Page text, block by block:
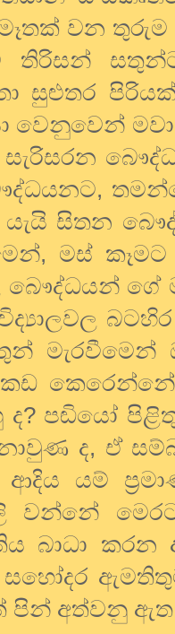
වන තුරුම
තිරිසන්
සුළුතර
වෙනුවෙන්
සැරිසරන
යැයි සිතන
මස්
ගේ
පඬියෝ
ද, ඒ
යම්
වන්නේ
බාධා
පින් අත්වනු